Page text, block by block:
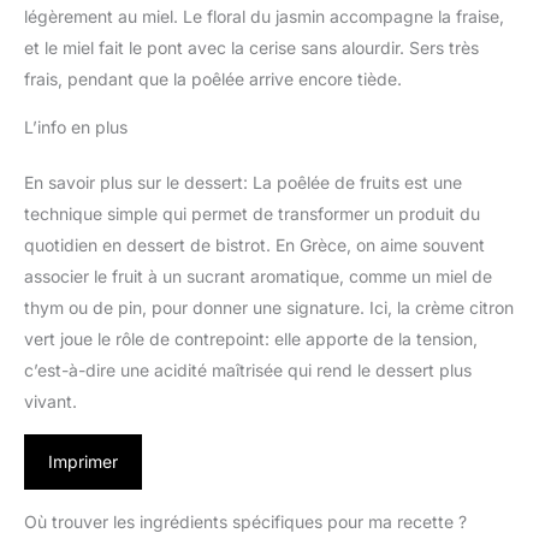
légèrement au miel. Le floral du jasmin accompagne la fraise,
et le miel fait le pont avec la cerise sans alourdir. Sers très
frais, pendant que la poêlée arrive encore tiède.
L’info en plus
En savoir plus sur le dessert: La poêlée de fruits est une
technique simple qui permet de transformer un produit du
quotidien en dessert de bistrot. En Grèce, on aime souvent
associer le fruit à un sucrant aromatique, comme un miel de
thym ou de pin, pour donner une signature. Ici, la crème citron
vert joue le rôle de contrepoint: elle apporte de la tension,
c’est-à-dire une acidité maîtrisée qui rend le dessert plus
vivant.
Imprimer
Où trouver les ingrédients spécifiques pour ma recette ?